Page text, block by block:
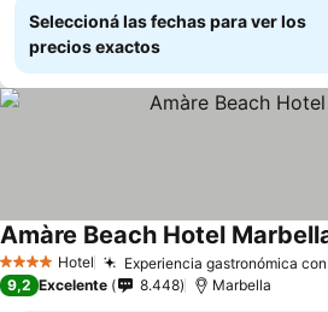
Seleccioná las fechas para ver los
precios exactos
4 EstrellasHotel Experiencia gastronómica
Amàre Beach Hotel
9,2 Excelente 8.448 Marbella